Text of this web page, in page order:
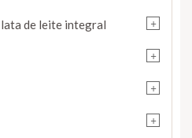
+
lata de leite integral
+
+
+